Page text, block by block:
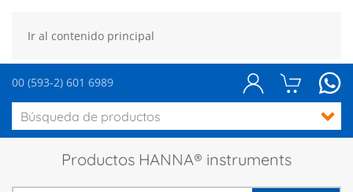
Ir al contenido principal
00 (593-2) 601 6989
Productos HANNA® instruments